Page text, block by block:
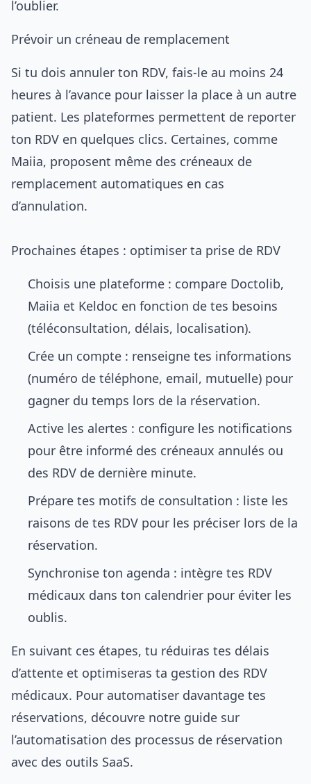
l’oublier.
Prévoir un créneau de remplacement
Si tu dois annuler ton RDV, fais-le au moins 24
heures à l’avance pour laisser la place à un autre
patient. Les plateformes permettent de reporter
ton RDV en quelques clics. Certaines, comme
Maiia, proposent même des créneaux de
remplacement automatiques en cas
d’annulation.
Prochaines étapes : optimiser ta prise de RDV
Choisis une plateforme : compare Doctolib,
Maiia et Keldoc en fonction de tes besoins
(téléconsultation, délais, localisation).
Crée un compte : renseigne tes informations
(numéro de téléphone, email, mutuelle) pour
gagner du temps lors de la réservation.
Active les alertes : configure les notifications
pour être informé des créneaux annulés ou
des RDV de dernière minute.
Prépare tes motifs de consultation : liste les
raisons de tes RDV pour les préciser lors de la
réservation.
Synchronise ton agenda : intègre tes RDV
médicaux dans ton calendrier pour éviter les
oublis.
En suivant ces étapes, tu réduiras tes délais
d’attente et optimiseras ta gestion des RDV
médicaux. Pour automatiser davantage tes
réservations, découvre notre guide sur
l’automatisation des processus de réservation
avec des outils SaaS.